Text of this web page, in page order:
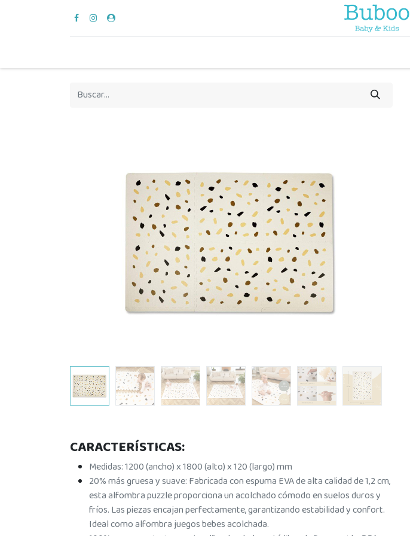
CARACTERÍSTICAS:
Medidas: 1200 (ancho) x 1800 (alto) x 120 (largo) mm
20% más gruesa y suave: Fabricada con espuma EVA de alta calidad de 1,2 cm,
esta alfombra puzzle proporciona un acolchado cómodo en suelos duros y
fríos. Las piezas encajan perfectamente, garantizando estabilidad y confort.
Ideal como alfombra juegos bebes acolchada.